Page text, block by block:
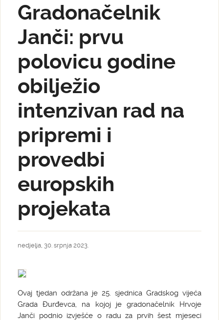
Gradonačelnik
Janči: prvu
polovicu godine
obilježio
intenzivan rad na
pripremi i
provedbi
europskih
projekata
nedjelja, 30. srpnja 2023.
Ovaj tjedan održana je 25. sjednica Gradskog vijeća
Grada Đurđevca, na kojoj je gradonačelnik Hrvoje
Janči podnio izvješće o radu za prvih šest mjeseci